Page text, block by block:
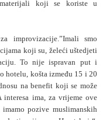
koji se koriste u
improvizacije.”Imali smo
koji su, želeći uštedjeti
To nije ispravan put i
hotelu, košta između 15 i 20
na benefit koji se može
ima, za vrijeme ove
pozive muslimanskih